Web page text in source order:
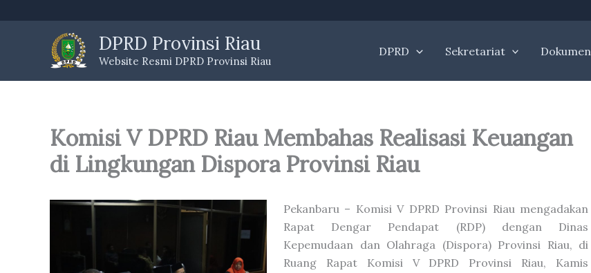
DPRD Provinsi Riau
Website Resmi DPRD Provinsi Riau
DPRD Sekretariat Dokumen
Komisi V DPRD Riau Membahas Realisasi Keuangan
di Lingkungan Dispora Provinsi Riau
Pekanbaru – Komisi V DPRD Provinsi Riau mengadakan
Rapat Dengar Pendapat (RDP) dengan Dinas
Kepemudaan dan Olahraga (Dispora) Provinsi Riau, di
Ruang Rapat Komisi V DPRD Provinsi Riau, Kamis